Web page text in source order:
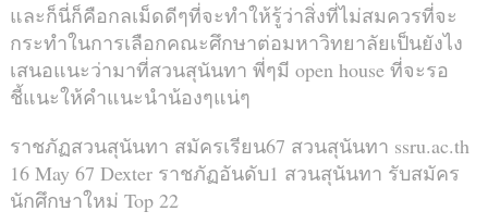
และก็นี่ก็คือกลเม็ดดีๆที่จะทำให้รู้ว่าสิ่งที่ไม่สมควรที่จะ
กระทำในการเลือกคณะศึกษาต่อมหาวิทยาลัยเป็นยังไง
เสนอแนะว่ามาที่สวนสุนันทา พี่ๆมี open house ที่จะรอ
ชี้แนะให้คำแนะนำน้องๆแน่ๆ
ราชภัฏสวนสุนันทา สมัครเรียน67 สวนสุนันทา ssru.ac.th
16 May 67 Dexter ราชภัฏอันดับ1 สวนสุนันทา รับสมัคร
นักศึกษาใหม่ Top 22